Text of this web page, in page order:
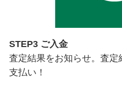
STEP3 ご入金
査定結果をお知らせ。査
支払い！